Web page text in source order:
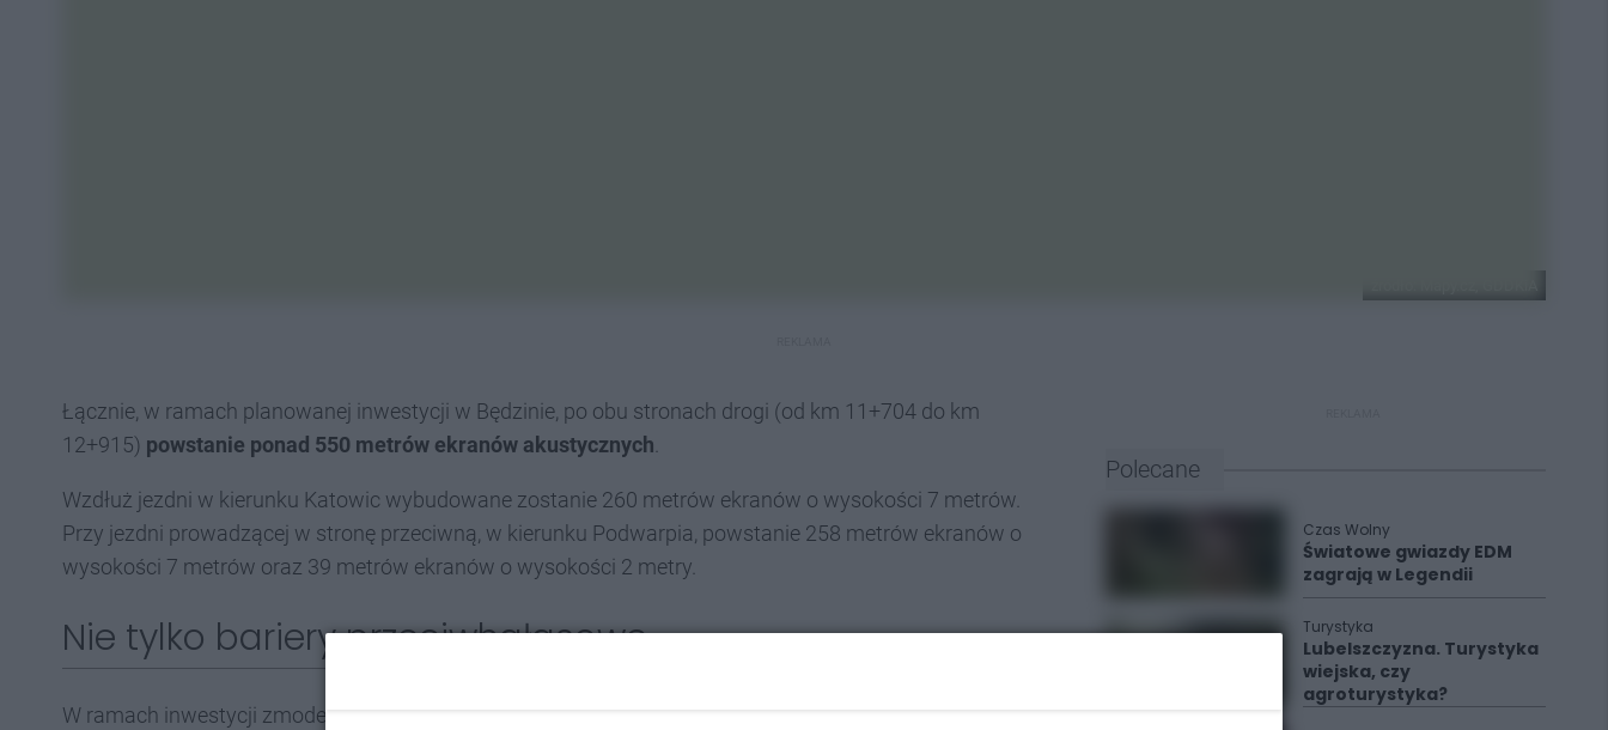
Łącznie, w ramach planowanej inwestycji w Będzinie, po obu stronach drogi (od km 11+704 do km
12+915) powstanie ponad 550 metrów ekranów akustycznych
Wzdłuż jezdni w kierunku Katowic wybudowane zostanie 260 metrów ekranów o wysokości 7 metrów.
Przy jezdni prowadzącej w stronę przeciwną, w kierunku Podwarpia, powstanie 258 metrów ekranów o
wysokości 7 metrów oraz 39 metrów ekranów o wysokości 2 metry.
Nie tylko bariery przeciwhałasowe
W ramach inwestycji zmodernizowane zostaną też istniejące odwadniające w rejonie ulicy Hutniczej.
Polecane
Czas Wolny
Światowe gwiazdy EDM
zagrają w Legendii
Turystyka
Lubelszczyzna. Turystyka
wiejska, czy
agroturystyka?